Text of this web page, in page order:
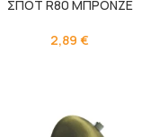
ΣΠΟΤ R80 ΜΠΡΟΝΖΕ
2,89 €